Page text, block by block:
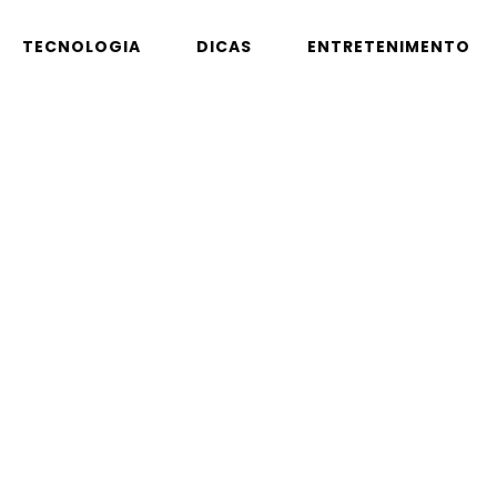
TECNOLOGIA DICAS ENTRETENIMENTO